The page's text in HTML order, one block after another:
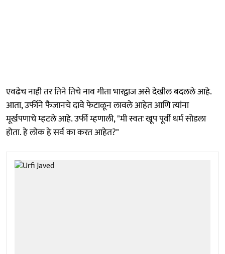
एवढेच नाही तर तिने तिचे नाव गीता भारद्वाज असे देखील बदलले आहे.
आता, उर्फीने फैजानचे दावे फेटाळून लावले आहेत आणि त्यांना
मूर्खपणाचे म्हटले आहे. उर्फी म्हणाली, "मी स्वतः खूप पूर्वी धर्म सोडला
होता. हे लोक हे सर्व का करत आहेत?"